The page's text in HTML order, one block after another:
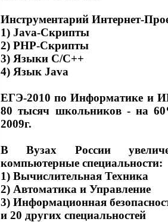
Инструментарий Интернет-
1) Java-Скрипты
2) РНР-Скрипты
3) Языки С/C++
4) Язык Java
ЕГЭ-2010 по Информатике и
80 тысяч школьников - на
2009г.
В Вузах России
компьютерные специальности:
1) Вычислительная Техника
2) Автоматика и Управление
3) Информационная
и 20 других специальностей